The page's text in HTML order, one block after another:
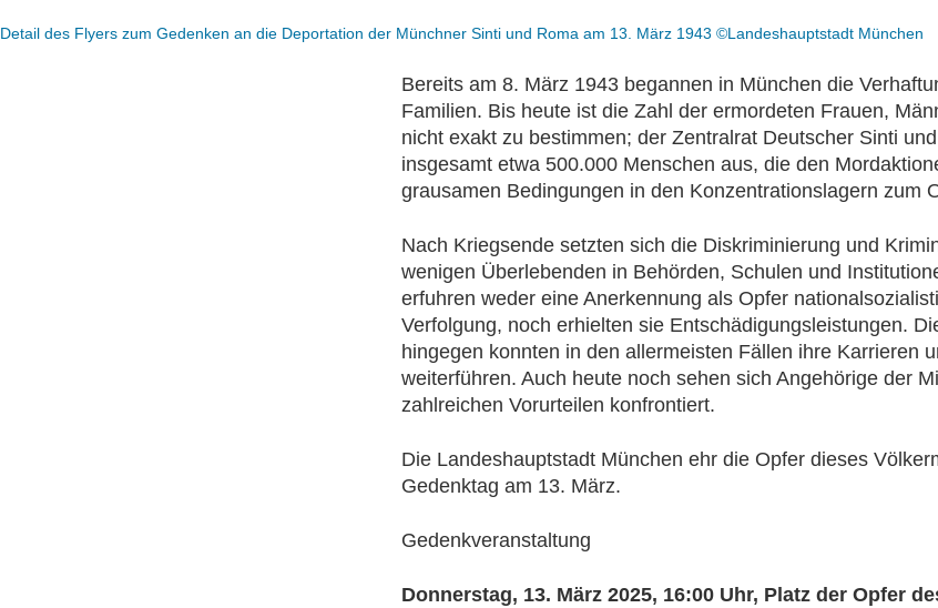
Detail des Flyers zum Gedenken an die Deportation der Münchner Sinti und Roma am 13. März 1943 ©Landeshauptstadt München
Bereits am 8. März 1943 begannen in München die
Familien. Bis heute ist die Zahl der ermordeten Frauen,
nicht exakt zu bestimmen; der Zentralrat Deutscher Sinti
insgesamt etwa 500.000 Menschen aus, die den
grausamen Bedingungen in den Konzentrationslagern zum
Nach Kriegsende setzten sich die Diskriminierung und
wenigen Überlebenden in Behörden, Schulen und
erfuhren weder eine Anerkennung als Opfer
Verfolgung, noch erhielten sie Entschädigungsleistungen.
hingegen konnten in den allermeisten Fällen ihre Karrieren
weiterführen. Auch heute noch sehen sich Angehörige der
zahlreichen Vorurteilen konfrontiert.
Die Landeshauptstadt München ehr die Opfer dieses
Gedenktag am 13. März.
Gedenkveranstaltung
Donnerstag, 13. März 2025, 16:00 Uhr, Platz der Opfer